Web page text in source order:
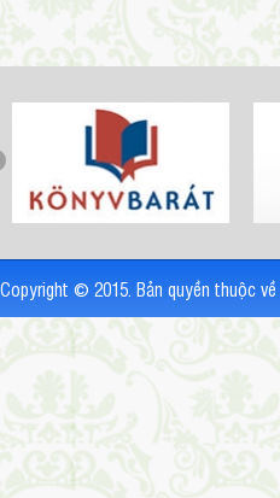
Copyright © 2015. Bản quyền thuộc về